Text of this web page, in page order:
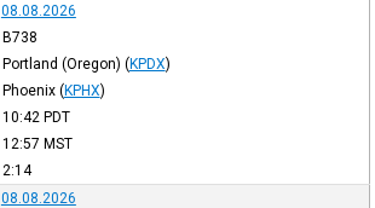
08.08.2026
B738
Portland (Oregon) (KPDX)
Phoenix (KPHX)
10:42 PDT
12:57 MST
2:14
08.08.2026